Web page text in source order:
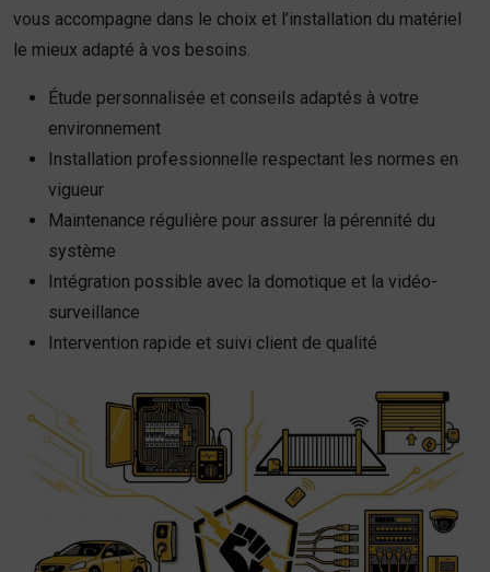
vous accompagne dans le choix et l’installation du matériel
le mieux adapté à vos besoins.
Étude personnalisée et conseils adaptés à votre
environnement
Installation professionnelle respectant les normes en
vigueur
Maintenance régulière pour assurer la pérennité du
système
Intégration possible avec la domotique et la vidéo-
surveillance
Intervention rapide et suivi client de qualité